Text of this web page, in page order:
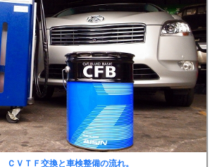
Ｆ交換と車検整備の流れ。